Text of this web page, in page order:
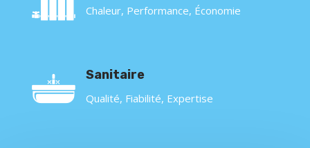
Chaleur, Performance, Économie
Sanitaire
Qualité, Fiabilité, Expertise